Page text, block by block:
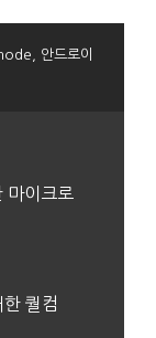
안드로이
마이크로
퀄컴